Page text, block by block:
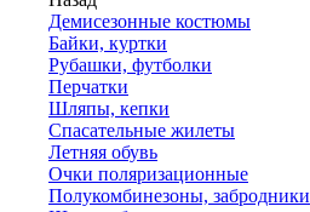
Демисезонные костюмы
Байки, куртки
Рубашки, футболки
Перчатки
Шляпы, кепки
Спасательные жилеты
Летняя обувь
Очки поляризационные
Полукомбинезоны, забродники